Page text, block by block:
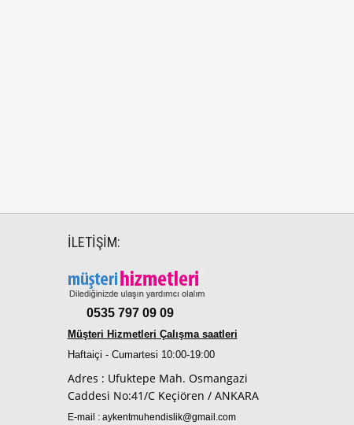
İLETİŞİM:
0535 797 09 09
Müşteri Hizmetleri Çalışma saatleri
Haftaiçi - Cumartesi 10:00-19:00
Adres : Ufuktepe Mah. Osmangazi
Caddesi No:41/C Keçiören / ANKARA
E-mail : aykentmuhendislik@gmail.com